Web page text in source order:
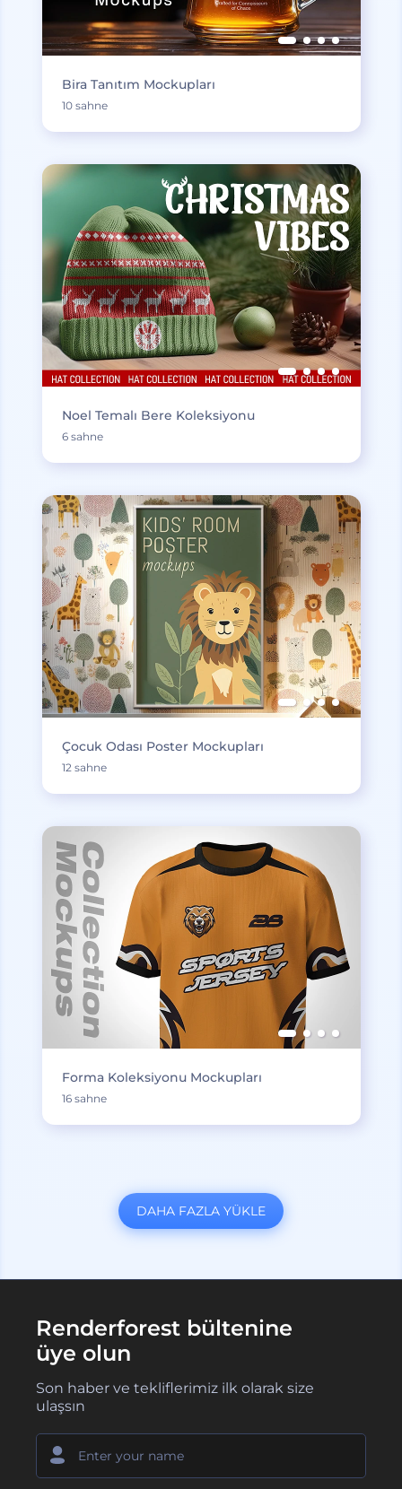
Bira Tanıtım Mockupları
10 sahne
Noel Temalı Bere Koleksiyonu
6 sahne
Çocuk Odası Poster Mockupları
12 sahne
Forma Koleksiyonu Mockupları
16 sahne
DAHA FAZLA YÜKLE
Renderforest bültenine
üye olun
Son haber ve tekliflerimiz ilk olarak size
ulaşsın